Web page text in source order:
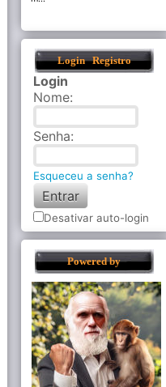
Login Registro
Login
Nome:
Senha:
Esqueceu a senha?
Desativar auto-login
Powered by